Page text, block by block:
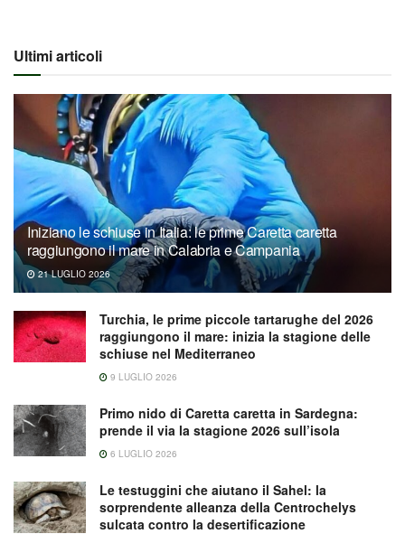
Ultimi articoli
Iniziano le schiuse in Italia: le prime Caretta caretta
raggiungono il mare in Calabria e Campania
21 LUGLIO 2026
Turchia, le prime piccole tartarughe del 2026
raggiungono il mare: inizia la stagione delle
schiuse nel Mediterraneo
9 LUGLIO 2026
Primo nido di Caretta caretta in Sardegna:
prende il via la stagione 2026 sull’isola
6 LUGLIO 2026
Le testuggini che aiutano il Sahel: la
sorprendente alleanza della Centrochelys
sulcata contro la desertificazione